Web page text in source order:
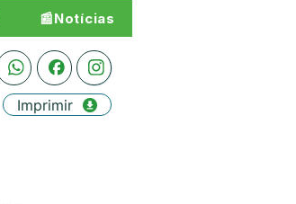
📰Notícias
Imprimir